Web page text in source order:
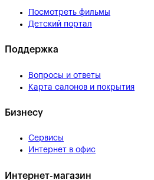
Посмотреть фильмы
Детский портал
Поддержка
Вопросы и ответы
Карта салонов и покрытия
Бизнесу
Сервисы
Интернет в офис
Интернет-магазин